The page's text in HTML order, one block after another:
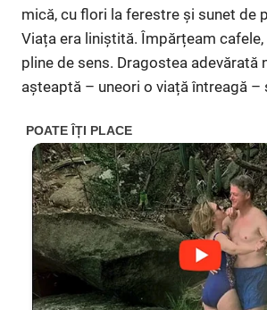
mică, cu flori la ferestre și sunet de
Viața era liniștită. Împărțeam
pline de sens. Dragostea adevărată
așteaptă – uneori o viață întreagă –